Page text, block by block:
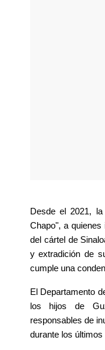
Desde el 2021,
Chapo", a
del cártel de
y extradición de
cumple una
El Departamento
los hijos de
responsables de
durante los últimos